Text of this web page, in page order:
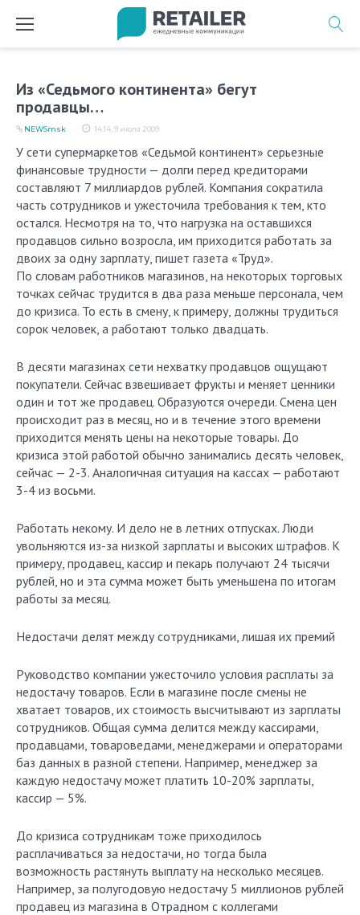
Из «Седьмого континента» бегут
продавцы…
14:14, 9 июля 2009
NEWSmsk
У сети супермаркетов «Седьмой континент» серьезные
финансовые трудности — долги перед кредиторами
составляют 7 миллиардов рублей. Компания сократила
часть сотрудников и ужесточила требования к тем, кто
остался. Несмотря на то, что нагрузка на оставшихся
продавцов сильно возросла, им приходится работать за
двоих за одну зарплату, пишет газета «Труд».
По словам работников магазинов, на некоторых торговых
точках сейчас трудится в два раза меньше персонала, чем
до кризиса. То есть в смену, к примеру, должны трудиться
сорок человек, а работают только двадцать.
В десяти магазинах сети нехватку продавцов ощущают
покупатели. Сейчас взвешивает фрукты и меняет ценники
один и тот же продавец. Образуются очереди. Смена цен
происходит раз в месяц, но и в течение этого времени
приходится менять цены на некоторые товары. До
кризиса этой работой обычно занимались десять человек,
сейчас — 2-3. Аналогичная ситуация на кассах — работают
3-4 из восьми.
Работать некому. И дело не в летних отпусках. Люди
увольняются из-за низкой зарплаты и высоких штрафов. К
примеру, продавец, кассир и пекарь получают 24 тысячи
рублей, но и эта сумма может быть уменьшена по итогам
работы за месяц.
Недостачи делят между сотрудниками, лишая их премий
Руководство компании ужесточило условия расплаты за
недостачу товаров. Если в магазине после смены не
хватает товаров, их стоимость высчитывают из зарплаты
сотрудников. Общая сумма делится между кассирами,
продавцами, товароведами, менеджерами и операторами
баз данных в разной степени. Например, менеджер за
каждую недостачу может платить 10-20% зарплаты,
кассир — 5%.
До кризиса сотрудникам тоже приходилось
расплачиваться за недостачи, но тогда была
возможность растянуть выплату на несколько месяцев.
Например, за полугодовую недостачу 5 миллионов рублей
продавец из магазина в Отрадном с коллегами